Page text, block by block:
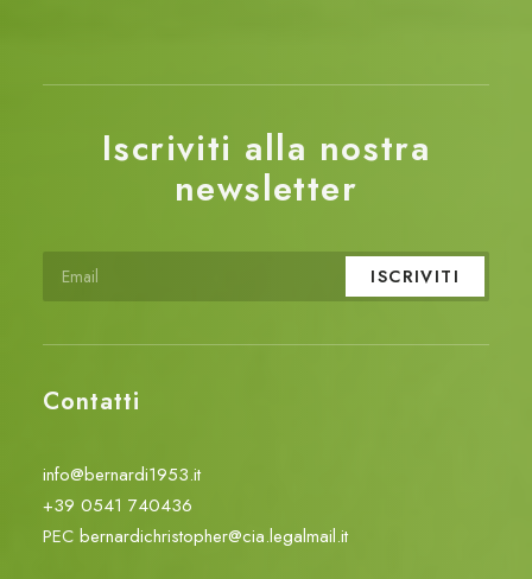
Iscriviti alla nostra
newsletter
Contatti
info@bernardi1953.it
+39 0541 740436
PEC bernardichristopher@cia.legalmail.it